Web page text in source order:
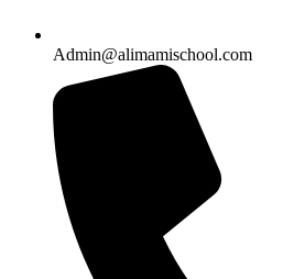
Admin@alimamischool.com